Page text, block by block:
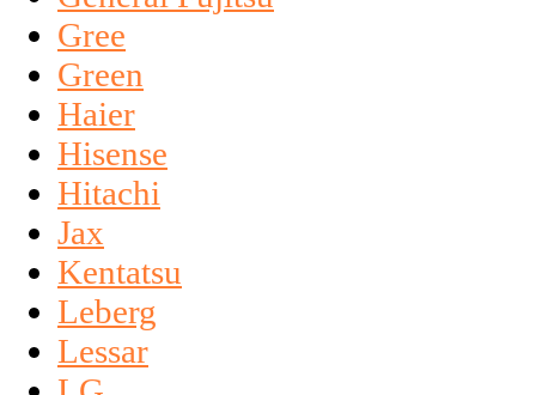
Gree
Green
Haier
Hisense
Hitachi
Jax
Kentatsu
Leberg
Lessar